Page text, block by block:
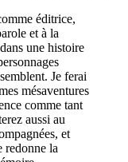
éditrice,
et à la
une histoire
Je ferai
mésaventures
comme tant
aussi au
et
redonne la